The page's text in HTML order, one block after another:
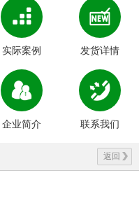
实际案例 发货详情
企业简介 联系我们
返回